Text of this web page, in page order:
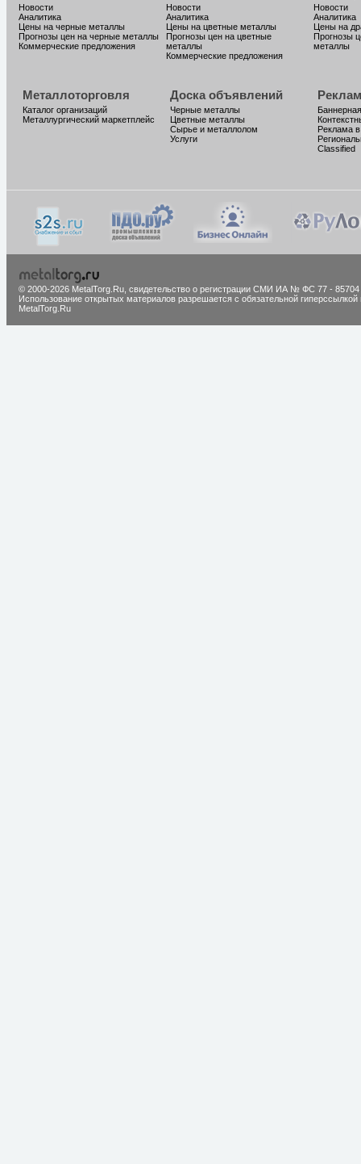
Новости
Аналитика
Цены на черные металлы
Прогнозы цен на черные металлы
Коммерческие предложения
Новости
Аналитика
Цены на цветные металлы
Прогнозы цен на цветные
металлы
Коммерческие предложения
Новости
Аналитика
Цены на
Прогнозы
металлы
Металлоторговля
Каталог организаций
Металлургический маркетплейс
Доска объявлений
Черные металлы
Цветные металлы
Сырье и металлолом
Услуги
Реклама
Classified
© 2000-2026 MetalTorg.Ru, cвидетельство о регистрации СМИ ИА № ФС 77 - 85704
Использование открытых материалов разрешается с обязательной гиперссылкой
MetalTorg.Ru